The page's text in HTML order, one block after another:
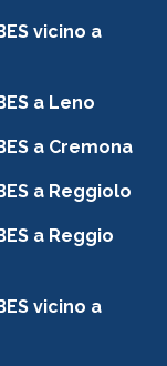
vicino a
a Leno
a Cremona
a Reggiolo
a Reggio
vicino a